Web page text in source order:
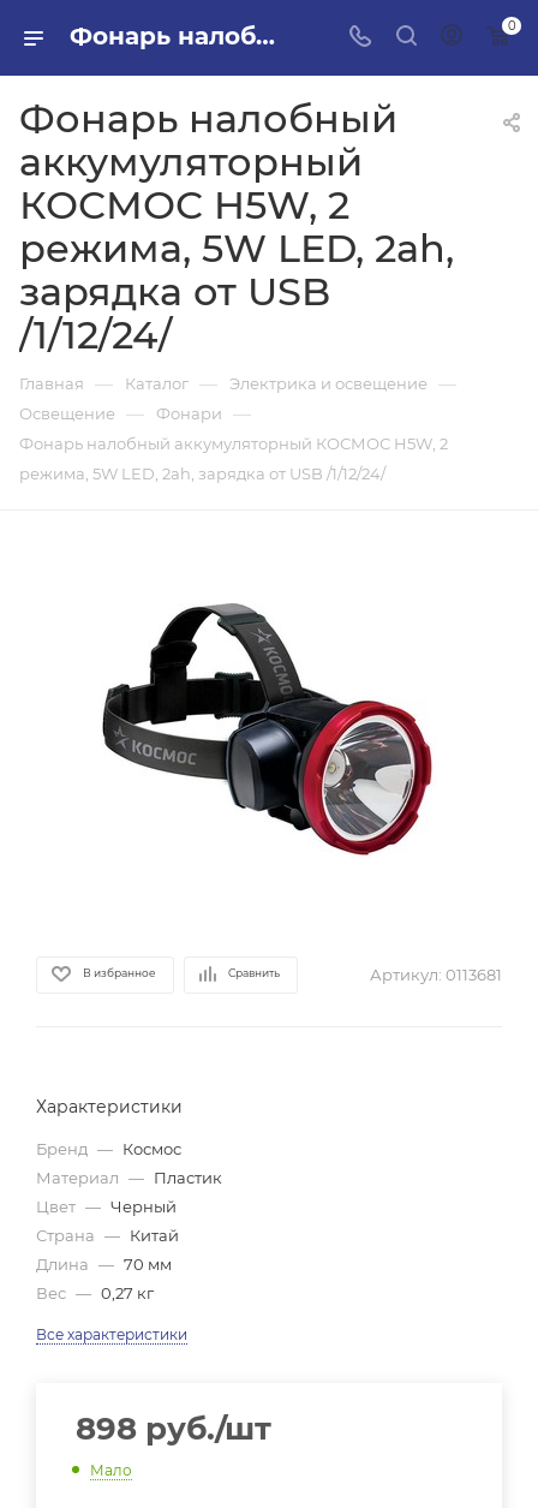
Фонарь налобный аккумуляторный КОСМОС H5W, 2 режима, 5W LED, 2ah, зарядка от USB /1/12/24/ в ПИЛОН — купить стройматериалы в интернет-магазине ПИЛОН с доставкой оптом и в розницу 0
Фонарь налобный
аккумуляторный
КОСМОС H5W, 2
режима, 5W LED, 2ah,
зарядка от USB
/1/12/24/
Главная — Каталог — Электрика и освещение —
Освещение — Фонари —
Фонарь налобный аккумуляторный КОСМОС H5W, 2
режима, 5W LED, 2ah, зарядка от USB /1/12/24/
В избранное Сравнить Артикул: 0113681
Характеристики
Бренд — Космос
Материал — Пластик
Цвет — Черный
Страна — Китай
Длина — 70 мм
Вес — 0,27 кг
Все характеристики
898 руб./шт
Мало